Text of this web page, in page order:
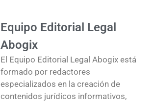
Equipo Editorial Legal
Abogix
El Equipo Editorial Legal Abogix está
formado por redactores
especializados en la creación de
contenidos jurídicos informativos,